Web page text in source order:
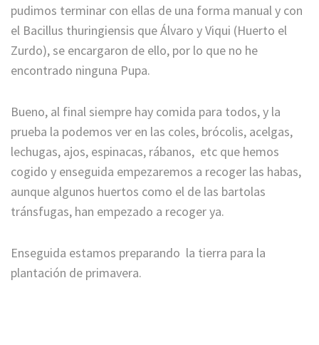
pudimos terminar con ellas de una forma manual y con
el Bacillus thuringiensis que Álvaro y Viqui (Huerto el
Zurdo), se encargaron de ello, por lo que no he
encontrado ninguna Pupa.
Bueno, al final siempre hay comida para todos, y la
prueba la podemos ver en las coles, brócolis, acelgas,
lechugas, ajos, espinacas, rábanos, etc que hemos
cogido y enseguida empezaremos a recoger las habas,
aunque algunos huertos como el de las bartolas
tránsfugas, han empezado a recoger ya.
Enseguida estamos preparando la tierra para la
plantación de primavera.